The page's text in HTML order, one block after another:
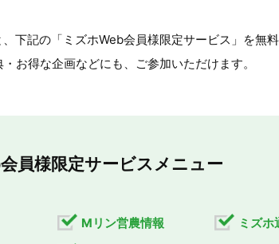
下記の「ミズホWeb会員様限定サービス」を無料
お得な企画などにも、ご参加いただけます。
員様限定サービスメニュー
Mリン営農情報
ミズホ